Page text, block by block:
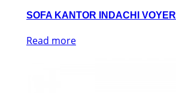
SOFA KANTOR INDACHI VOYER
Read more